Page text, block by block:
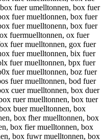
fuer umelltonnen, box fuer
fuer mueltlonnen, box fuer
fuer muelltonenn, box fuer
fuermuelltonnen, ox fuer
fuer muelltonnen, gox fuer
fuer muelltonnen, bix fuer
fuer muelltonnen, bpx fuer
fuer muelltonnen, boz fuer
fuer muelltonnen, bod fuer
cuer muelltonnen, box duer
ruer muelltonnen, box tuer
buer muelltonnen, box
box fher muelltonnen, box
box fier muelltonnen, box
box fuwr muelltonnen, box